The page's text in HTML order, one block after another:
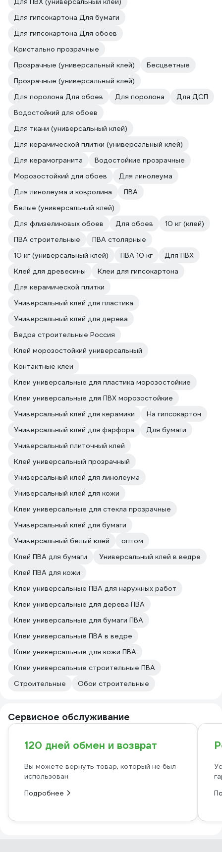
Для гипсокартона Для бумаги
Для гипсокартона Для обоев
Кристально прозрачные
Прозрачные (универсальный клей)
Бесцветные
Прозрачные (универсальный клей)
Для поролона Для обоев
Для поролона
Для ДСП
Водостойкий для обоев
Для ткани (универсальный клей)
Для керамической плитки (универсальный клей)
Для керамогранита
Водостойкие прозрачные
Морозостойкий для обоев
Для линолеума
Для линолеума и ковролина
ПВА
Белые (универсальный клей)
Для флизелиновых обоев
Для обоев
10 кг (клей)
ПВА строительные
ПВА столярные
10 кг (универсальный клей)
ПВА 10 кг
Для ПВХ
Клей для древесины
Клеи для гипсокартона
Для керамической плитки
Универсальный клей для пластика
Универсальный клей для дерева
Ведра строительные Россия
Клей морозостойкий универсальный
Контактные клеи
Клеи универсальные для пластика морозостойкие
Клеи универсальные для ПВХ морозостойкие
Универсальный клей для керамики
На гипсокартон
Универсальный клей для фарфора
Для бумаги
Универсальный плиточный клей
Клей универсальный прозрачный
Универсальный клей для линолеума
Универсальный клей для кожи
Клеи универсальные для стекла прозрачные
Универсальный клей для бумаги
Универсальный белый клей
оптом
Клей ПВА для бумаги
Универсальный клей в ведре
Клей ПВА для кожи
Клеи универсальные ПВА для наружных работ
Клеи универсальные для дерева ПВА
Клеи универсальные для бумаги ПВА
Клеи универсальные ПВА в ведре
Клеи универсальные для кожи ПВА
Клеи универсальные строительные ПВА
Строительные
Обои строительные
Сервисное обслуживание
120 дней обмен и возврат
Вы можете вернуть товар, который не был
использован
Подробнее